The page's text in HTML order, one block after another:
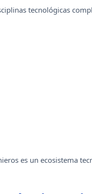
tecnológicas
es un ecosistema